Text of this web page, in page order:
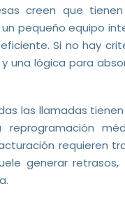
creen que
pequeño equipo
Si no hay
una lógica para
las llamadas
reprogramación
requieren
generar